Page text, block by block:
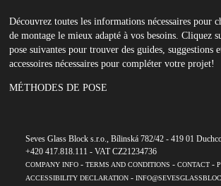
Découvrez toutes les informations nécessaires pour
de montage le mieux adapté à vos besoins. Cliquez
pose suivantes pour trouver des guides, suggestions
accessoires nécessaires pour compléter votre projet!
MÉTHODES DE POSE
Seves Glass Block s.r.o., Bílinská 782/42 - 419 01
+420 417.818.111 - VAT CZ21234736
COMPANY INFO- TERMS AND CONDITIONS - CONTACT-
ACCESSIBILITY DECLARATION-